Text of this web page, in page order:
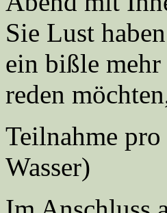
Sie Lust
ein bißle mehr
reden
Teilnahme
Wasser)